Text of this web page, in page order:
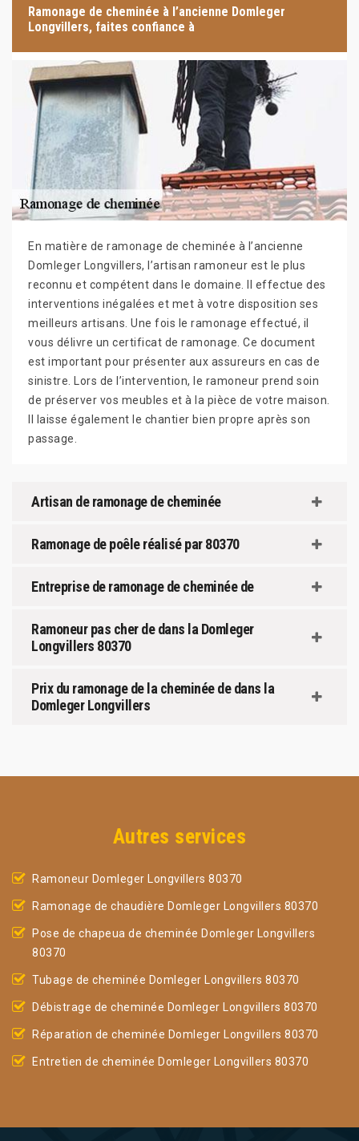
Ramonage de cheminée à l’ancienne Domleger
Longvillers, faites confiance à
En matière de ramonage de cheminée à l’ancienne
Domleger Longvillers, l’artisan ramoneur est le plus
reconnu et compétent dans le domaine. Il effectue des
interventions inégalées et met à votre disposition ses
meilleurs artisans. Une fois le ramonage effectué, il
vous délivre un certificat de ramonage. Ce document
est important pour présenter aux assureurs en cas de
sinistre. Lors de l’intervention, le ramoneur prend soin
de préserver vos meubles et à la pièce de votre maison.
Il laisse également le chantier bien propre après son
passage.
Artisan de ramonage de cheminée
Ramonage de poêle réalisé par 80370
Entreprise de ramonage de cheminée de
Ramoneur pas cher de dans la Domleger
Longvillers 80370
Prix du ramonage de la cheminée de dans la
Domleger Longvillers
Autres services
Ramoneur Domleger Longvillers 80370
Ramonage de chaudière Domleger Longvillers 80370
Pose de chapeua de cheminée Domleger Longvillers
80370
Tubage de cheminée Domleger Longvillers 80370
Débistrage de cheminée Domleger Longvillers 80370
Réparation de cheminée Domleger Longvillers 80370
Entretien de cheminée Domleger Longvillers 80370